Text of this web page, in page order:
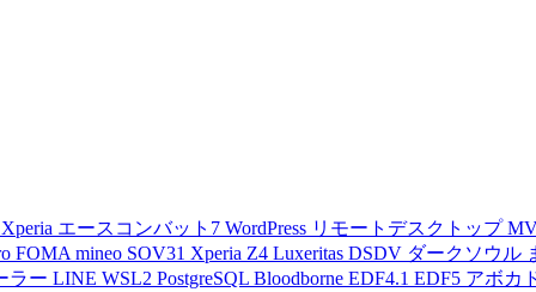
Xperia エースコンバット7 WordPress リモートデスクトップ
FOMA mineo SOV31 Xperia Z4 Luxeritas DSDV ダークソウル
ラー LINE WSL2 PostgreSQL Bloodborne EDF4.1 EDF5 アボカ